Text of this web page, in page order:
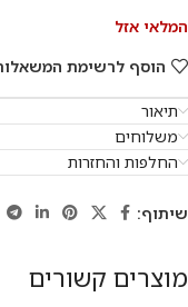
המלאי אזל
הוסף לרשימת
תיאור
משלוחים
החלפות והחזרות
שיתוף:
מוצרים קשורים